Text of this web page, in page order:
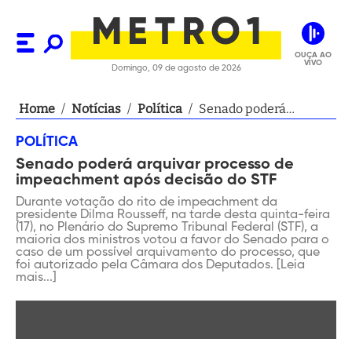
Domingo, 09 de agosto de 2026
OUÇA AO
VIVO
Home / Notícias / Política / Senado poderá
decisão do STF
POLÍTICA
Senado poderá arquivar processo de
impeachment após decisão do STF
Durante votação do rito de impeachment da
presidente Dilma Rousseff, na tarde desta quinta-feira
(17), no Plenário do Supremo Tribunal Federal (STF), a
maioria dos ministros votou a favor do Senado para o
caso de um possível arquivamento do processo, que
foi autorizado pela Câmara dos Deputados. [Leia
mais...]